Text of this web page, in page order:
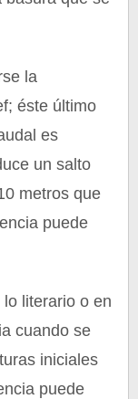
la
éste último
es
un salto
metros que
puede
literario o en
cuando se
iniciales
puede